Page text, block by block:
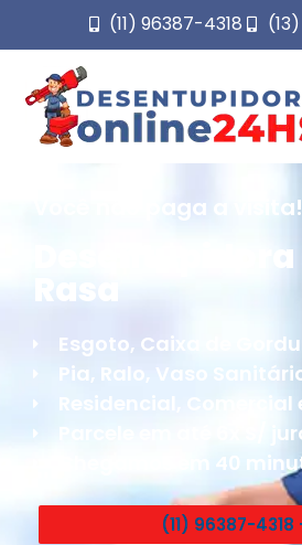
(11) 96387-4318
Você não paga a visita!
Rasa
Esgoto, Caixa de
Pia, Ralo, Vaso
Residencial, Comercial
Parcele em até 6x S/
Chegamos em 40
(11) 96387-4318